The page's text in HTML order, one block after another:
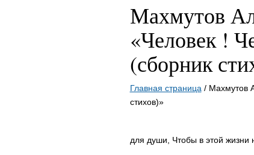
Махмутов
«Человек !
(сборник
Главная страница / Махмутов
стихов)»
для души, Чтобы в этой жизни